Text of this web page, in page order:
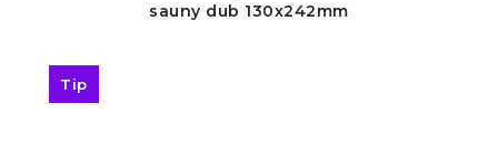
sauny dub 130x242mm
Tip